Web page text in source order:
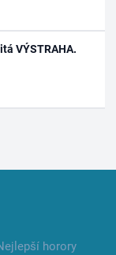
VÝSTRAHA.
horory